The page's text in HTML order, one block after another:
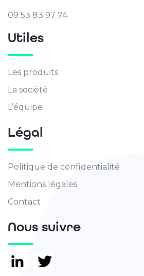
09 53 83 97 74
Utiles
Les produits
La société
L’équipe
Légal
Politique de confidentialité
Mentions légales
Contact
Nous suivre